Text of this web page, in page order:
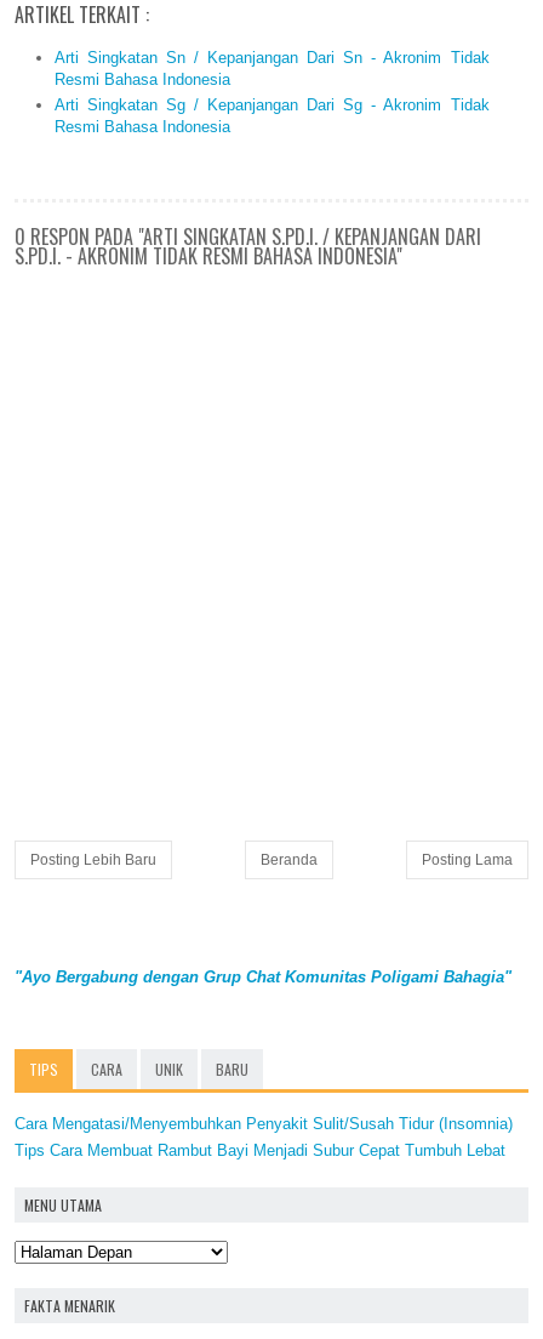
ARTIKEL TERKAIT :
Arti Singkatan Sn / Kepanjangan Dari Sn - Akronim Tidak
Resmi Bahasa Indonesia
Arti Singkatan Sg / Kepanjangan Dari Sg - Akronim Tidak
Resmi Bahasa Indonesia
0 RESPON PADA "ARTI SINGKATAN S.PD.I. / KEPANJANGAN DARI
S.PD.I. - AKRONIM TIDAK RESMI BAHASA INDONESIA"
Posting Lebih Baru Posting Lama
Beranda
"Ayo Bergabung dengan Grup Chat Komunitas Poligami Bahagia"
TIPS CARA UNIK BARU
Cara Mengatasi/Menyembuhkan Penyakit Sulit/Susah Tidur (Insomnia)
Tips Cara Membuat Rambut Bayi Menjadi Subur Cepat Tumbuh Lebat
MENU UTAMA
FAKTA MENARIK